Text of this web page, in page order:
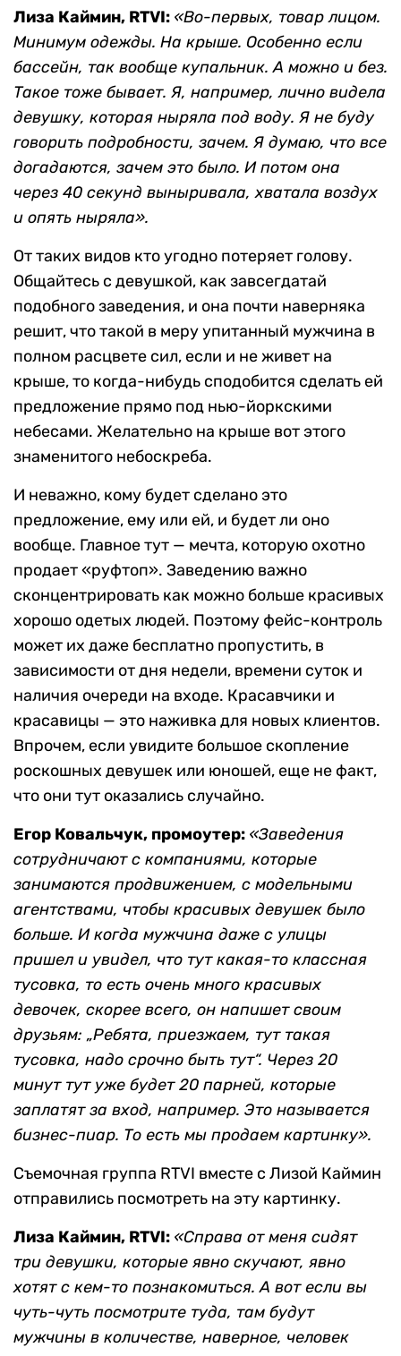
Лиза Каймин, RTVI: «Во-первых, товар лицом.
Минимум одежды. На крыше. Особенно если
бассейн, так вообще купальник. А можно и без.
Такое тоже бывает. Я, например, лично видела
девушку, которая ныряла под воду. Я не буду
говорить подробности, зачем. Я думаю, что все
догадаются, зачем это было. И потом она
через 40 секунд выныривала, хватала воздух
и опять ныряла».
От таких видов кто угодно потеряет голову.
Общайтесь с девушкой, как завсегдатай
подобного заведения, и она почти наверняка
решит, что такой в меру упитанный мужчина в
полном расцвете сил, если и не живет на
крыше, то когда-нибудь сподобится сделать ей
предложение прямо под нью-йоркскими
небесами. Желательно на крыше вот этого
знаменитого небоскреба.
И неважно, кому будет сделано это
предложение, ему или ей, и будет ли оно
вообще. Главное тут — мечта, которую охотно
продает «руфтоп». Заведению важно
сконцентрировать как можно больше красивых
хорошо одетых людей. Поэтому фейс-контроль
может их даже бесплатно пропустить, в
зависимости от дня недели, времени суток и
наличия очереди на входе. Красавчики и
красавицы — это наживка для новых клиентов.
Впрочем, если увидите большое скопление
роскошных девушек или юношей, еще не факт,
что они тут оказались случайно.
Егор Ковальчук, промоутер: «Заведения
сотрудничают с компаниями, которые
занимаются продвижением, с модельными
агентствами, чтобы красивых девушек было
больше. И когда мужчина даже с улицы
пришел и увидел, что тут какая-то классная
тусовка, то есть очень много красивых
девочек, скорее всего, он напишет своим
друзьям: „Ребята, приезжаем, тут такая
тусовка, надо срочно быть тут“. Через 20
минут тут уже будет 20 парней, которые
заплатят за вход, например. Это называется
бизнес-пиар. То есть мы продаем картинку».
Съемочная группа RTVI вместе с Лизой Каймин
отправились посмотреть на эту картинку.
Лиза Каймин, RTVI: «Справа от меня сидят
три девушки, которые явно скучают, явно
хотят с кем-то познакомиться. А вот если вы
чуть-чуть посмотрите туда, там будут
мужчины в количестве, наверное, человек